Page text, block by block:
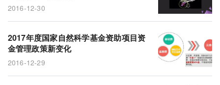
2016-12-30
2017年度国家自然科学基金资助项目资
金管理政策新变化
2016-12-29